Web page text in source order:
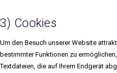
3) Cookies
Um den Besuch unserer Website
bestimmter Funktionen zu
Textdateien, die auf Ihrem Endgerät